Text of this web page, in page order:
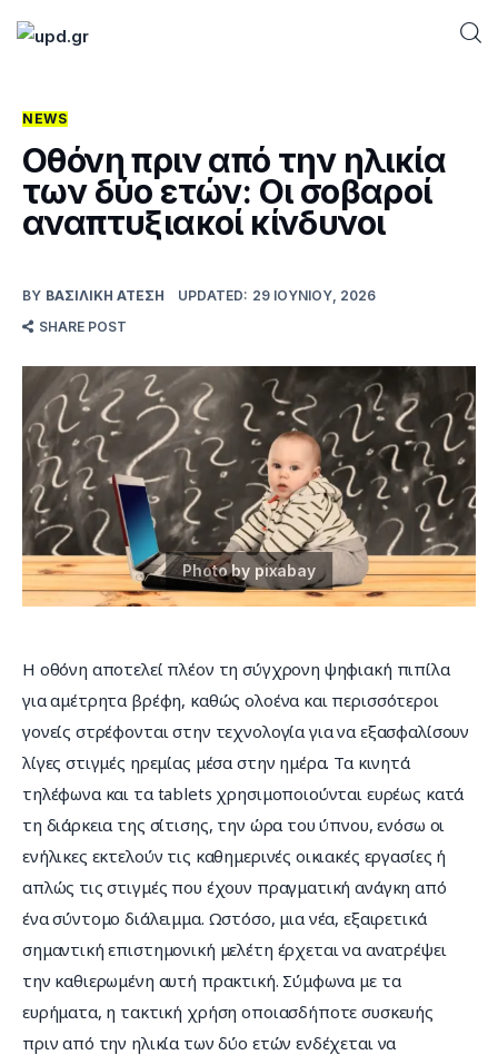
Home
News
Futuring
AI news
How To
Blog
Επικοινωνία
NEWS
Οθόνη πριν από την ηλικία
των δύο ετών: Οι σοβαροί
αναπτυξιακοί κίνδυνοι
BY ΒΑΣΙΛΙΚΉ ΑΤΈΣΗ UPDATED: 29 ΙΟΥΝΊΟΥ, 2026
SHARE POST
Η οθόνη αποτελεί πλέον τη σύγχρονη ψηφιακή πιπίλα
για αμέτρητα βρέφη, καθώς ολοένα και περισσότεροι
γονείς στρέφονται στην τεχνολογία για να εξασφαλίσουν
λίγες στιγμές ηρεμίας μέσα στην ημέρα. Τα κινητά
τηλέφωνα και τα tablets χρησιμοποιούνται ευρέως κατά
τη διάρκεια της σίτισης, την ώρα του ύπνου, ενόσω οι
ενήλικες εκτελούν τις καθημερινές οικιακές εργασίες ή
απλώς τις στιγμές που έχουν πραγματική ανάγκη από
ένα σύντομο διάλειμμα. Ωστόσο, μια νέα, εξαιρετικά
σημαντική επιστημονική μελέτη έρχεται να ανατρέψει
την καθιερωμένη αυτή πρακτική. Σύμφωνα με τα
ευρήματα, η τακτική χρήση οποιασδήποτε συσκευής
πριν από την ηλικία των δύο ετών ενδέχεται να